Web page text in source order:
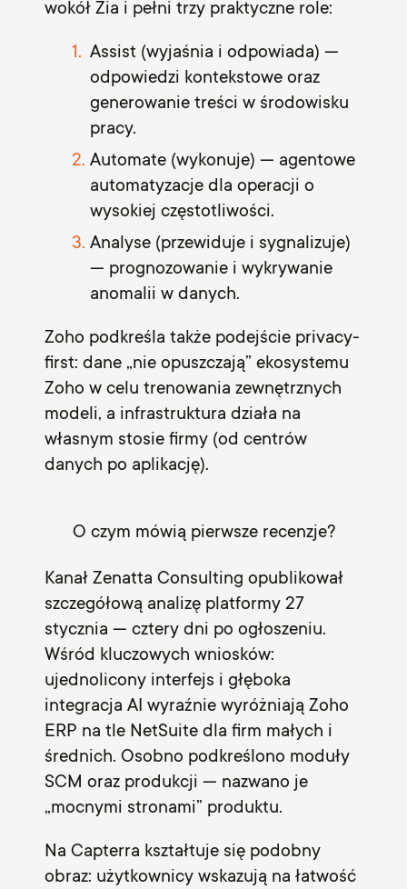
wokół Zia i pełni trzy praktyczne role:
Assist (wyjaśnia i odpowiada) —
odpowiedzi kontekstowe oraz
generowanie treści w środowisku
pracy.
Automate (wykonuje) — agentowe
automatyzacje dla operacji o
wysokiej częstotliwości.
Analyse (przewiduje i sygnalizuje)
— prognozowanie i wykrywanie
anomalii w danych.
Zoho podkreśla także podejście privacy-
first: dane „nie opuszczają” ekosystemu
Zoho w celu trenowania zewnętrznych
modeli, a infrastruktura działa na
własnym stosie firmy (od centrów
danych po aplikację).
O czym mówią pierwsze recenzje?
Kanał Zenatta Consulting opublikował
szczegółową analizę platformy 27
stycznia — cztery dni po ogłoszeniu.
Wśród kluczowych wniosków:
ujednolicony interfejs i głęboka
integracja AI wyraźnie wyróżniają Zoho
ERP na tle NetSuite dla firm małych i
średnich. Osobno podkreślono moduły
SCM oraz produkcji — nazwano je
„mocnymi stronami” produktu.
Na Capterra kształtuje się podobny
obraz: użytkownicy wskazują na łatwość